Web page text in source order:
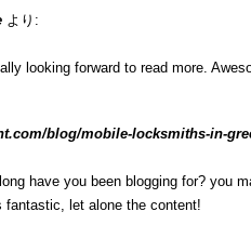
より:
looking forward to read more.
blog/mobile-locksmiths-in-
have you been blogging for? you
let alone the content!